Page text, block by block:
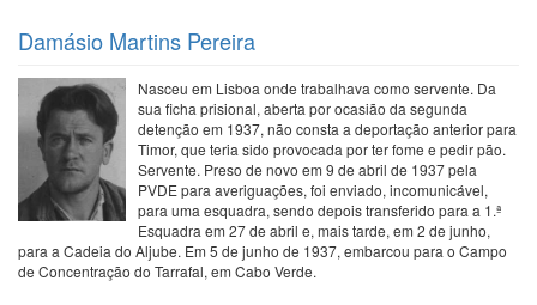
Damásio Martins Pereira
Nasceu em Lisboa onde trabalhava como servente. Da
sua ficha prisional, aberta por ocasião da segunda
detenção em 1937, não consta a deportação anterior para
Timor, que teria sido provocada por ter fome e pedir pão.
Servente. Preso de novo em 9 de abril de 1937 pela
PVDE para averiguações, foi enviado, incomunicável,
para uma esquadra, sendo depois transferido para a 1.ª
Esquadra em 27 de abril e, mais tarde, em 2 de junho,
para a Cadeia do Aljube. Em 5 de junho de 1937, embarcou para o Campo
de Concentração do Tarrafal, em Cabo Verde.